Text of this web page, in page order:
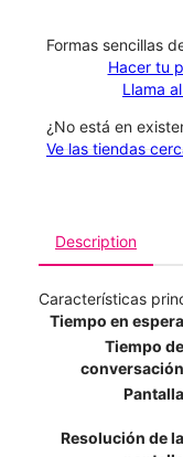
​​​​​​​Formas sencillas
Hacer tu
Llama
¿No está en
Ve las tiendas
Description
Características
Tiempo en espera
Tiempo de
conversación
Pantalla
Resolución de la